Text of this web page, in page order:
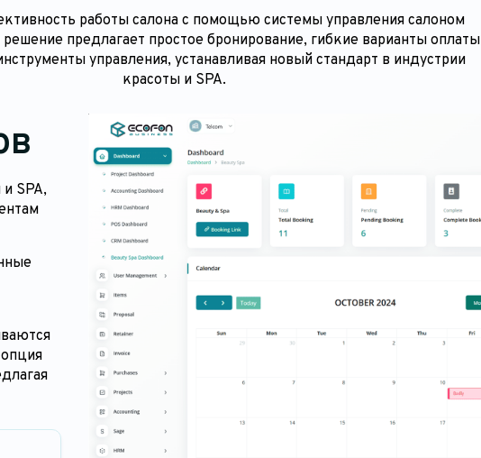
работы салона с помощью системы управления салоном
предлагает простое бронирование, гибкие варианты оплаты
управления, устанавливая новый стандарт в индустрии
красоты и SPA.
SPA,